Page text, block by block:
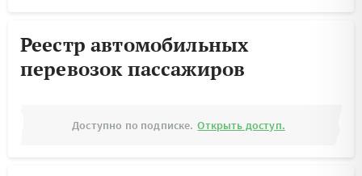
Реестр автомобильных
перевозок пассажиров
Доступно по подписке. Открыть доступ.